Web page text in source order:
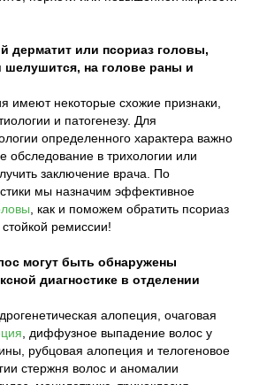
дерматит или псориаз головы,
шелушится, на голове раны и
имеют некоторые схожие признаки,
и патогенезу. Для
определенного характера важно
обследование в трихологии или
заключение врача. По
мы назначим эффективное
, как и поможем обратить псориаз
ремиссии!
могут быть обнаружены
диагностике в отделении
алопеция, очаговая
, диффузное выпадение волос у
рубцовая алопеция и телогеновое
стержня волос и аномалии